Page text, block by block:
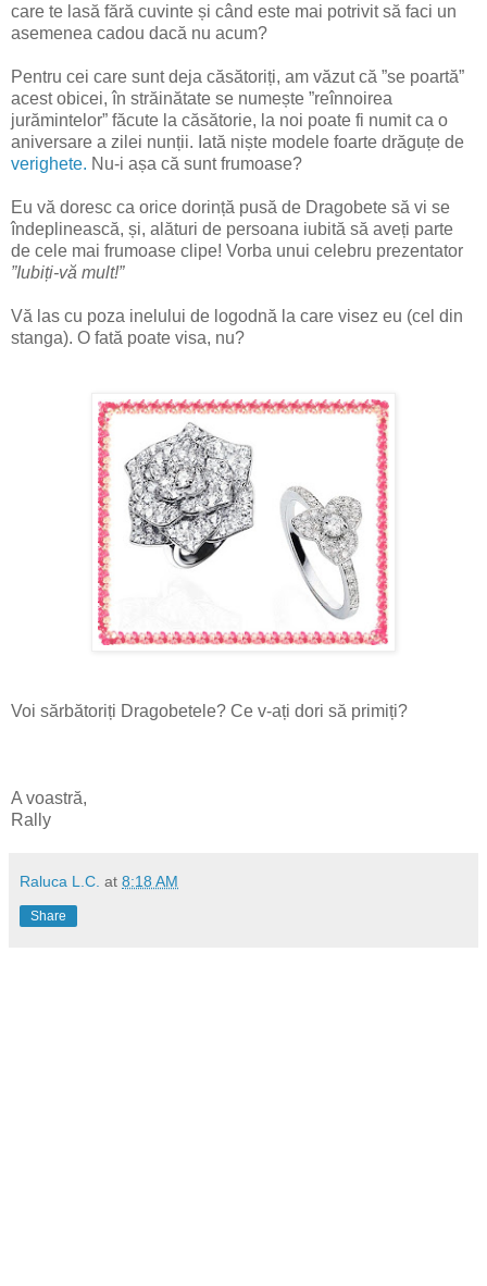
care te lasă fără cuvinte și când este mai potrivit să faci un
asemenea cadou dacă nu acum?
Pentru cei care sunt deja căsătoriți, am văzut că ”se poartă”
acest obicei, în străinătate se numește ”reînnoirea
jurămintelor” făcute la căsătorie, la noi poate fi numit ca o
aniversare a zilei nunții. Iată niște modele foarte drăguțe de
verighete. Nu-i așa că sunt frumoase?
Eu vă doresc ca orice dorință pusă de Dragobete să vi se
îndeplinească, și, alături de persoana iubită să aveți parte
de cele mai frumoase clipe! Vorba unui celebru prezentator
”Iubiți-vă mult!”
Vă las cu poza inelului de logodnă la care visez eu (cel din
stanga). O fată poate visa, nu?
Voi sărbătoriți Dragobetele? Ce v-ați dori să primiți?
A voastră,
Rally
Raluca L.C. at 8:18 AM
Share